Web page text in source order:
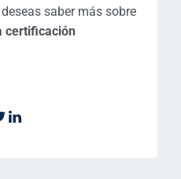
saber más sobre
certificación